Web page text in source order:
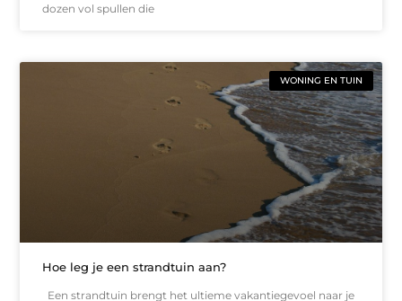
dozen vol spullen die
WONING EN TUIN
Hoe leg je een strandtuin aan?
Een strandtuin brengt het ultieme vakantiegevoel naar je